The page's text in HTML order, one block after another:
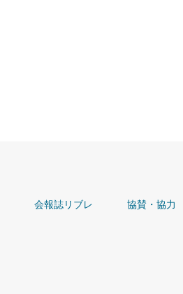
会報誌リブレ 協賛・協力